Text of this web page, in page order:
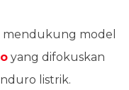
mendukung model
yang difokuskan
listrik.